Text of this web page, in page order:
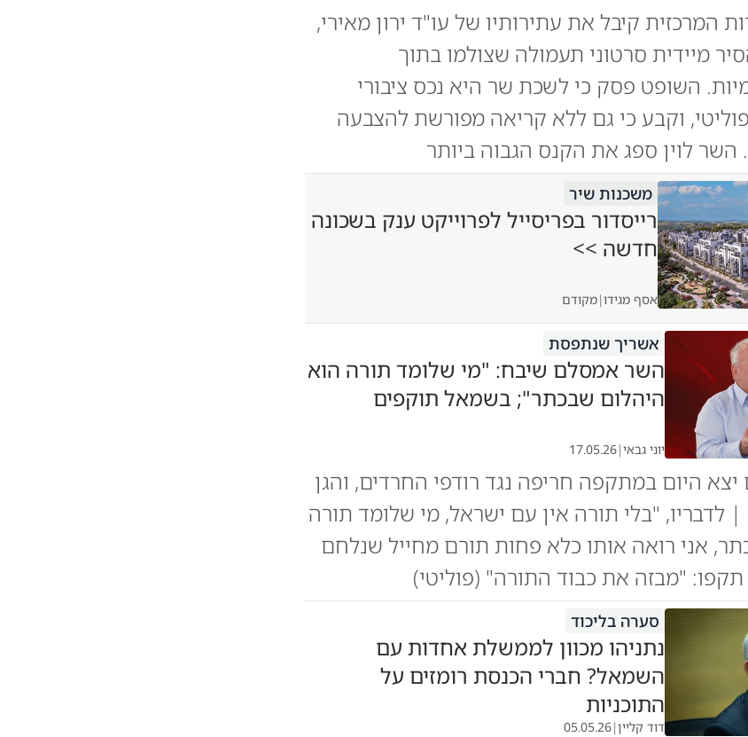
המרכזית קיבל את עתירותיו של עו"ד ירון מאירי,
מיידית סרטוני תעמולה שצולמו בתוך
השופט פסק כי לשכת שר היא נכס ציבורי
וקבע כי גם ללא קריאה מפורשת להצבעה
לוין ספג את הקנס הגבוה ביותר
משכנות שיר
רייסדור בפריסייל לפרוייקט ענק בשכונה
חדשה >>
אסף מגידו|מקודם
אשריך שנתפסת
השר אמסלם שיבח: "מי שלומד תורה הוא
היהלום שבכתר"; בשמאל תוקפים
יוני גבאי|
17.05.26
היום במתקפה חריפה נגד רודפי החרדים, והגן
לדבריו, "בלי תורה אין עם ישראל, מי שלומד תורה
אני רואה אותו כלא פחות תורם מחייל שנלחם
"מבזה את כבוד התורה" (פוליטי)
סערה בליכוד
נתניהו מכוון לממשלת אחדות עם
השמאל? חברי הכנסת רומזים על
התוכניות
דוד קליין|
05.05.26